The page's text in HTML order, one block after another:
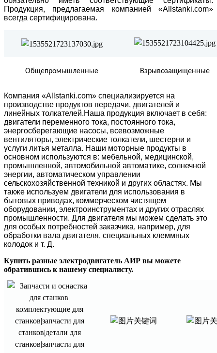
Продукция, предлагаемая компанией «Allstanki.com»
всегда сертифицирована.
Общепромышленные Взрывозащищенные
Компания «Allstanki.com» специализируется на
производстве продуктов передачи, двигателей и
линейных толкателей.Наша продукция включает в себя:
двигатели переменного тока, постоянного тока,
энергосберегающие насосы, всевозможные
вентиляторы, электрические толкатели, шестерни и
услуги литья металла. Наши моторные продукты в
основном используются в: мебельной, медицинской,
промышленной, автомобильной автоматике, солнечной
энергии, автоматическом управлении
сельскохозяйственной техникой и других областях. Мы
также используем двигатели для использования в
бытовых приводах, коммерческом чистящем
оборудовании, электроинструментах и других отраслях
промышленности. Для двигателя мы можем сделать это
для особых потребностей заказчика, например, для
обработки вала двигателя, специальных клеммных
колодок и т. Д.
Купить разные электродвигатель АИР вы можете
обратившись к нашему специалисту.